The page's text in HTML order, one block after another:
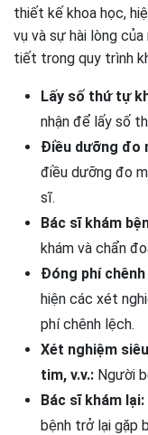
thiết kế khoa học,
vụ và sự hài lòng
tiết trong quy trình
Lấy số thứ tự
nhận để lấy số
Điều dưỡng đo
điều dưỡng đo
sĩ.
Bác sĩ khám
khám và chẩn
Đóng phí
hiện các xét
phí chênh lệch.
Xét nghiệm
tim, v.v.: Người
Bác sĩ khám lại:
bệnh trở lại gặp